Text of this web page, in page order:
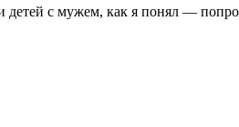
детей с мужем, как я понял —